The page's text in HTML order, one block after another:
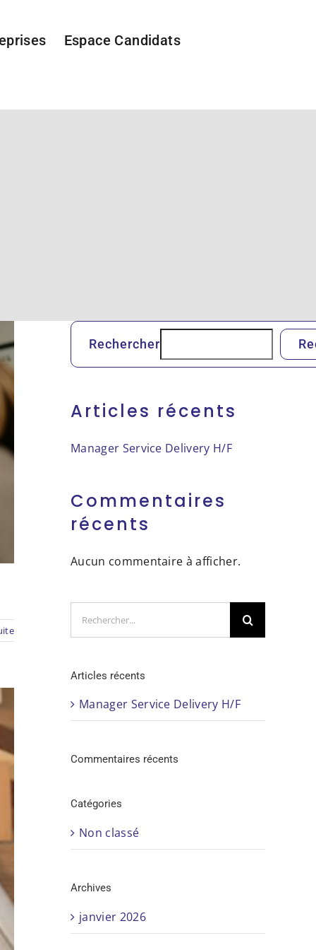
Espace Candidats
Rechercher
Articles récents
Manager Service Delivery H/F
Commentaires
récents
Aucun commentaire à afficher.
Articles récents
Manager Service Delivery H/F
Commentaires récents
Catégories
Non classé
Archives
janvier 2026